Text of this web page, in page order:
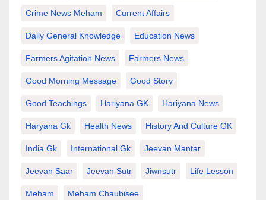
Crime News Meham Current Affairs
Daily General Knowledge Education News
Farmers Agitation News Farmers News
Good Morning Message Good Story
Good Teachings Hariyana GK Hariyana News
Haryana Gk Health News History And Culture GK
India Gk International Gk Jeevan Mantar
Jeevan Saar Jeevan Sutr Jiwnsutr Life Lesson
Meham Meham Chaubisee